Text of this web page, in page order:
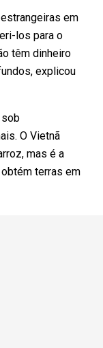
em
los para o
têm dinheiro
explicou
sob
O Vietnã
mas é a
terras em